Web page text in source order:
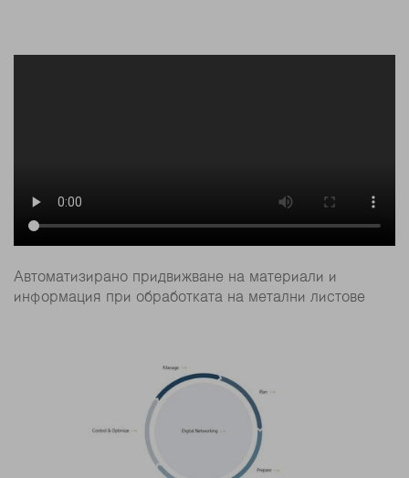
Автоматизирано придвижване на материали и
информация при обработката на метални листове